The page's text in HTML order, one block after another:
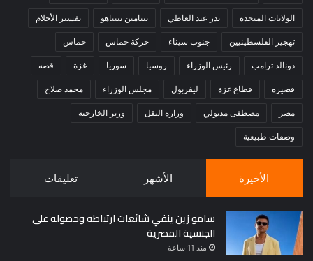
الولايات المتحدة بدر عبد العاطي بنيامين نتنياهو تفسير الأحلام
تهجير الفلسطينيين جنوب سيناء حركة حماس حماس
دونالد ترامب رئيس الوزراء روسيا سوريا غزة قصه
قصيره قطاع غزة ليفربول مجلس الوزراء محمد صلاح
مصر مصطفى مدبولي وزارة النقل وزير الخارجية
وصفات طبيعية
الأخيرة الأشهر تعليقات
سامو زين ينفي شائعات ارتباطه وحصوله على
الجنسية المصرية
منذ 11 ساعة